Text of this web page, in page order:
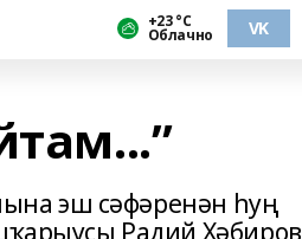
+23 °С
Облачно VK
эш сәфәренән һуң
Радий Хәбиров